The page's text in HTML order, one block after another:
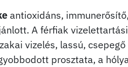
antioxidáns,
A férfiak
vizelés, lassú,
prosztata, a